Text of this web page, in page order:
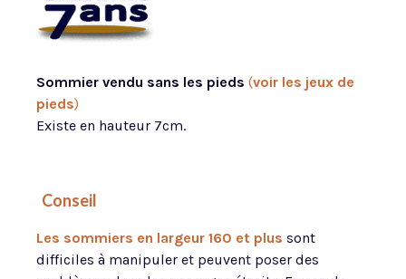
Sommier vendu sans les pieds (voir les jeux de
pieds)
Existe en hauteur 7cm.
Conseil
Les sommiers en largeur 160 et plus sont
difficiles à manipuler et peuvent poser des